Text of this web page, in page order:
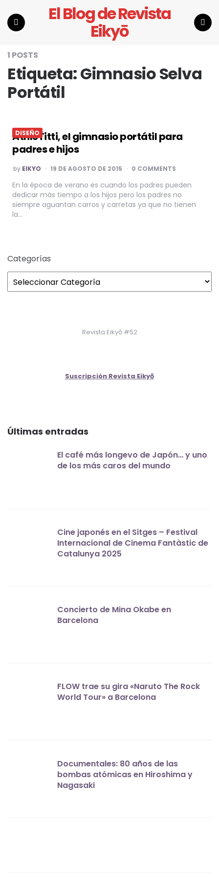
El Blog de Revista
Eikyō
1 POSTS
Etiqueta:Gimnasio Selva
Portátil
DISEÑO
AthleTitti, el gimnasio portátil para
padres e hijos
POSTED
BY
by EIKYO 19 DE AGOSTO DE 2015 0 COMMENTS
En la época de verano es cuando los padres pueden
dedicar más tiempo a los hijos pero los padres no
siempre aguantan carros y carretas ya que no tienen
la…
Categorías
Revista Eikyō #52
Suscripción Revista Eikyō
Últimas entradas
El café más longevo de Japón… y uno
de los más caros del mundo
Cine japonés en el Sitges – Festival
Internacional de Cinema Fantàstic de
Catalunya 2025
Concierto de Mina Okabe en
Barcelona
FLOW trae su gira «Naruto The Rock
World Tour» a Barcelona
Documentales: 80 años de las
bombas atómicas en Hiroshima y
Nagasaki